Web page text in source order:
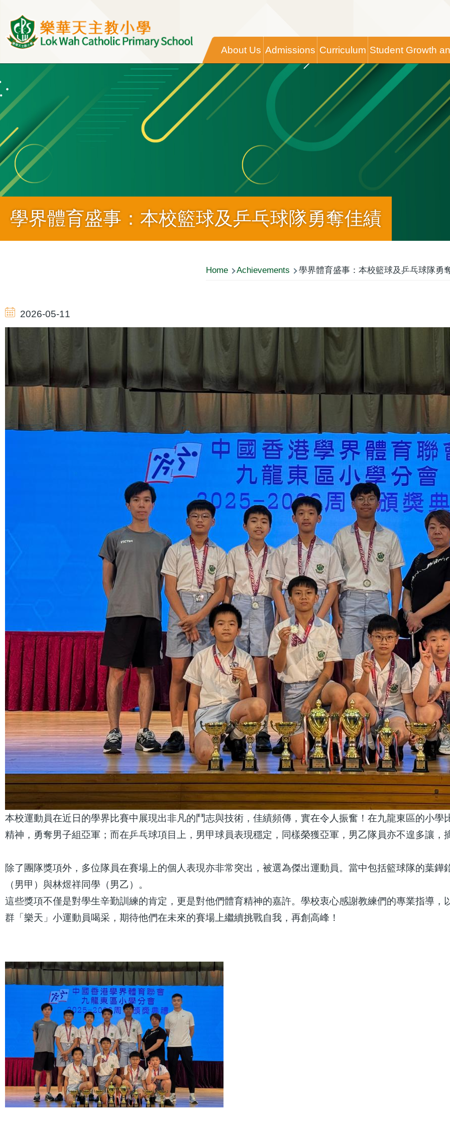
Main
navigation
About Us Admissions Curriculum Student Growth
學界體育盛事：本校籃球及乒乓球隊勇奪佳績
Home Achievements 學界體育盛事：本校籃球及乒乓球隊勇
2026-05-11
本校運動員在近日的學界比賽中展現出非凡的鬥志與技術，佳績頻傳，實在令人振奮！在九龍東區的小
精神，勇奪男子組亞軍；而在乒乓球項目上，男甲球員表現穩定，同樣榮獲亞軍，男乙隊員亦不遑多讓，
除了團隊獎項外，多位隊員在賽場上的個人表現亦非常突出，被選為傑出運動員。當中包括籃球隊的葉
（男甲）與林煜祥同學（男乙）。
這些獎項不僅是對學生辛勤訓練的肯定，更是對他們體育精神的嘉許。學校衷心感謝教練們的專業指導
群「樂天」小運動員喝采，期待他們在未來的賽場上繼續挑戰自我，再創高峰！